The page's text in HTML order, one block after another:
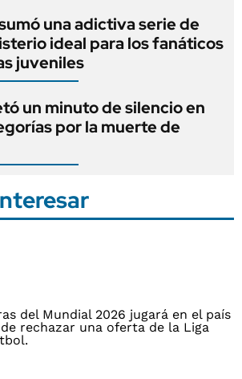
una adictiva serie de
ideal para los fanáticos
juveniles
un minuto de silencio en
por la muerte de